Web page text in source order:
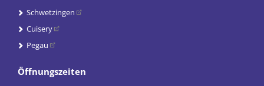
Schwetzingen
Cuisery
Pegau
Öffnungszeiten